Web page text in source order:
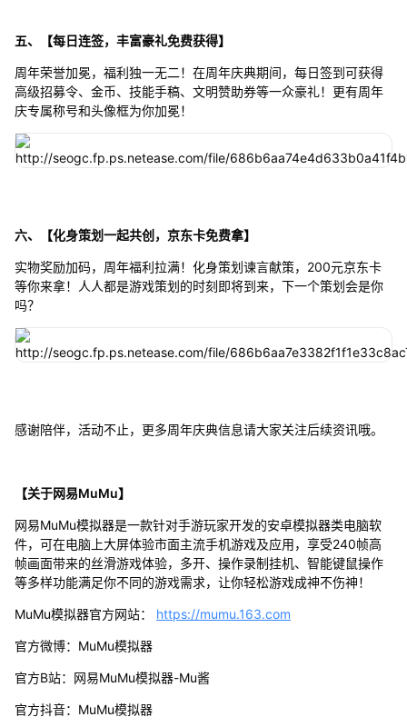
五、【每日连签，丰富豪礼免费获得】
周年荣誉加冕，福利独一无二！在周年庆典期间，每日签到可获得
高级招募令、金币、技能手稿、文明赞助券等一众豪礼！更有周年
庆专属称号和头像框为你加冕！
六、【化身策划一起共创，京东卡免费拿】
实物奖励加码，周年福利拉满！化身策划谏言献策，200元京东卡
等你来拿！人人都是游戏策划的时刻即将到来，下一个策划会是你
吗？
感谢陪伴，活动不止，更多周年庆典信息请大家关注后续资讯哦。
【关于网易MuMu】
网易MuMu模拟器是一款针对手游玩家开发的安卓模拟器类电脑软
件，可在电脑上大屏体验市面主流手机游戏及应用，享受240帧高
帧画面带来的丝滑游戏体验，多开、操作录制挂机、智能键鼠操作
等多样功能满足你不同的游戏需求，让你轻松游戏成神不伤神！
MuMu模拟器官方网站： https://mumu.163.com
官方微博：MuMu模拟器
官方B站：网易MuMu模拟器-Mu酱
官方抖音：MuMu模拟器